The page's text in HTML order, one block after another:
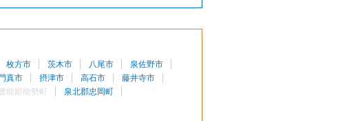
枚方市 茨木市 八尾市
泉佐野市
真市 摂津市 高石市
藤井寺市
能郡能勢町
泉北郡忠岡町